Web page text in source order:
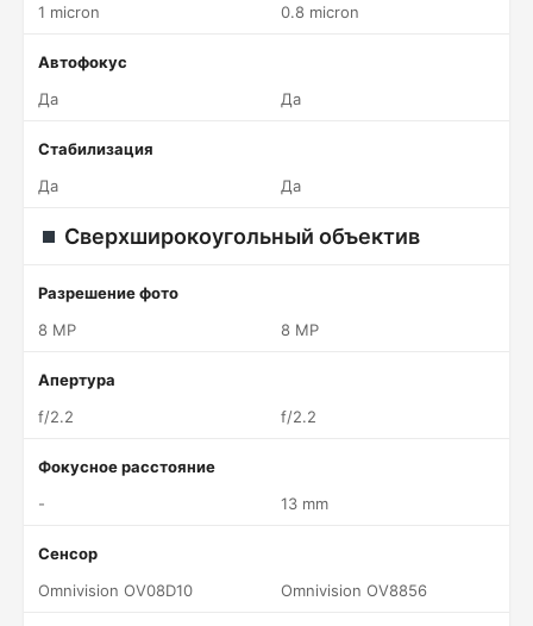
1 micron
0.8 micron
Автофокус
Да
Да
Стабилизация
Да
Да
Сверхширокоугольный объектив
Разрешение фото
8 MP
8 MP
Апертура
f/2.2
f/2.2
Фокусное расстояние
-
13 mm
Сенсор
Omnivision OV08D10
Omnivision OV8856